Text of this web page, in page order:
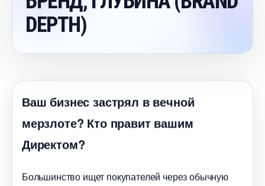
DEPTH)
аш бизнес застрял в вечной
мерзлоте? Кто правит вашим
Директом?
Большинство ищет покупателей через обычную